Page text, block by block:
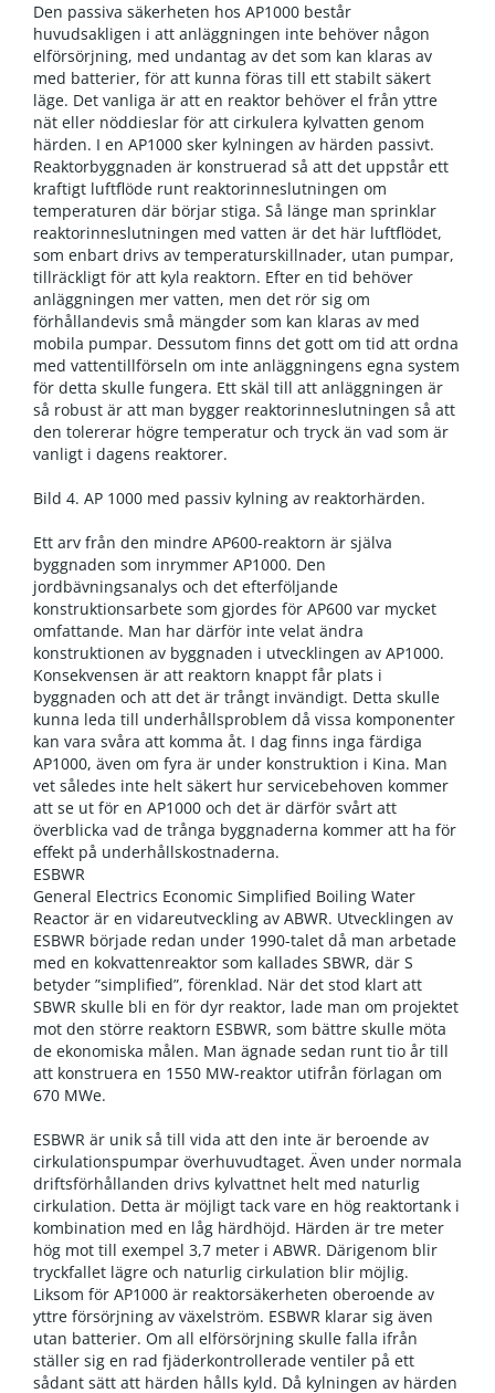
Den passiva säkerheten hos AP1000 består
huvudsakligen i att anläggningen inte behöver någon
elförsörjning, med undantag av det som kan klaras av
med batterier, för att kunna föras till ett stabilt säkert
läge. Det vanliga är att en reaktor behöver el från yttre
nät eller nöddieslar för att cirkulera kylvatten genom
härden. I en AP1000 sker kylningen av härden passivt.
Reaktorbyggnaden är konstruerad så att det uppstår ett
kraftigt luftflöde runt reaktorinneslutningen om
temperaturen där börjar stiga. Så länge man sprinklar
reaktorinneslutningen med vatten är det här luftflödet,
som enbart drivs av temperaturskillnader, utan pumpar,
tillräckligt för att kyla reaktorn. Efter en tid behöver
anläggningen mer vatten, men det rör sig om
förhållandevis små mängder som kan klaras av med
mobila pumpar. Dessutom finns det gott om tid att ordna
med vattentillförseln om inte anläggningens egna system
för detta skulle fungera. Ett skäl till att anläggningen är
så robust är att man bygger reaktorinneslutningen så att
den tolererar högre temperatur och tryck än vad som är
vanligt i dagens reaktorer.
Bild 4. AP 1000 med passiv kylning av reaktorhärden.
Ett arv från den mindre AP600-reaktorn är själva
byggnaden som inrymmer AP1000. Den
jordbävningsanalys och det efterföljande
konstruktionsarbete som gjordes för AP600 var mycket
omfattande. Man har därför inte velat ändra
konstruktionen av byggnaden i utvecklingen av AP1000.
Konsekvensen är att reaktorn knappt får plats i
byggnaden och att det är trångt invändigt. Detta skulle
kunna leda till underhållsproblem då vissa komponenter
kan vara svåra att komma åt. I dag finns inga färdiga
AP1000, även om fyra är under konstruktion i Kina. Man
vet således inte helt säkert hur servicebehoven kommer
att se ut för en AP1000 och det är därför svårt att
överblicka vad de trånga byggnaderna kommer att ha för
effekt på underhållskostnaderna.
ESBWR
General Electrics Economic Simplified Boiling Water
Reactor är en vidareutveckling av ABWR. Utvecklingen av
ESBWR började redan under 1990-talet då man arbetade
med en kokvattenreaktor som kallades SBWR, där S
betyder ”simplified”, förenklad. När det stod klart att
SBWR skulle bli en för dyr reaktor, lade man om projektet
mot den större reaktorn ESBWR, som bättre skulle möta
de ekonomiska målen. Man ägnade sedan runt tio år till
att konstruera en 1550 MW-reaktor utifrån förlagan om
670 MWe.
ESBWR är unik så till vida att den inte är beroende av
cirkulationspumpar överhuvudtaget. Även under normala
driftsförhållanden drivs kylvattnet helt med naturlig
cirkulation. Detta är möjligt tack vare en hög reaktortank i
kombination med en låg härdhöjd. Härden är tre meter
hög mot till exempel 3,7 meter i ABWR. Därigenom blir
tryckfallet lägre och naturlig cirkulation blir möjlig.
Liksom för AP1000 är reaktorsäkerheten oberoende av
yttre försörjning av växelström. ESBWR klarar sig även
utan batterier. Om all elförsörjning skulle falla ifrån
ställer sig en rad fjäderkontrollerade ventiler på ett
sådant sätt att härden hålls kyld. Då kylningen av härden